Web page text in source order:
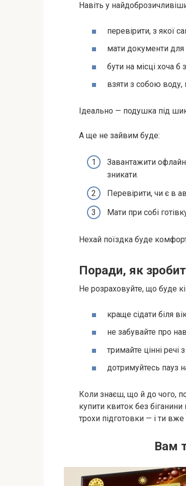
Навіть у
перевірити, з якої
мати документи для
бути на місці хоча
взяти з собою воду,
Ідеально — подушка під
А ще не зайвим буде:
Завантажити
зникати.
Перевірити, чи є в
Мати при собі
Нехай поїздка буде
Поради, як
Не розраховуйте, що буде
краще сідати біля
не забувайте про
тримайте цінні речі
дотримуйтесь пауз
Коли знаєш, що й до чого,
купити квиток без
трохи підготовки — і ти вже
Вам